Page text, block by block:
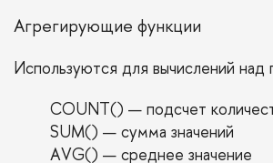
Агрегирующие функции
Используются для вычислений над
COUNT() — подсчет
SUM() — сумма значений
AVG() — среднее значение